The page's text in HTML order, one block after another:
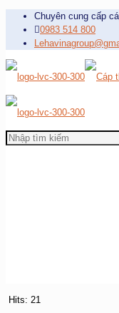
Chuyên cung cấp
0983 514 800
Hits: 21